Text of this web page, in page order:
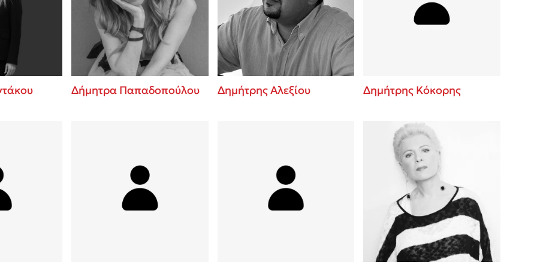
Εύκολη συνταγή για chicken BBQ pizza
από τον Άκη Πετρετζίκη!
3 βιβλία που μπορείς να διαβάσεις σε
μια μέρα!
Διακοπές με τα παιδιά: Η ανάγκη μας για
παύση σε μετωπική σύγκρουση με τη
Δήμητρα Παπαδοπούλου Δημήτρης Αλεξίου Δημήτρης Κόκορης